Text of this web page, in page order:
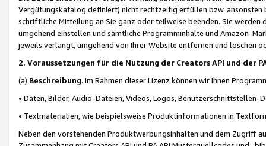
Vergütungskatalog definiert) nicht rechtzeitig erfüllen bzw. ansonsten
schriftliche Mitteilung an Sie ganz oder teilweise beenden. Sie werden
umgehend einstellen und sämtliche Programminhalte und Amazon-
jeweils verlangt, umgehend von Ihrer Website entfernen und löschen
2. Voraussetzungen für die Nutzung der Creators API und der
(a) Beschreibung. Im Rahmen dieser Lizenz können wir Ihnen
• Daten, Bilder, Audio-Dateien, Videos, Logos, Benutzerschnittstellen-
• Textmaterialien, wie beispielsweise Produktinformationen in
Neben den vorstehenden Produktwerbungsinhalten und dem Zugriff